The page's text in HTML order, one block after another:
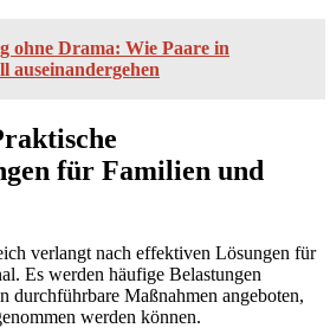
ohne Drama: Wie Paare in
auseinandergehen
für Familien und
verlangt nach effektiven Lösungen für
Es werden häufige Belastungen
durchführbare Maßnahmen angeboten,
werden können.